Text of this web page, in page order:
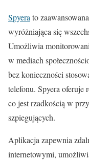
Spyera to
wyróżniająca się
Umożliwia
w mediach
bez konieczności
telefonu. Spyera
co jest rzadkością w
szpiegujących.
Aplikacja zapewnia
internetowymi,